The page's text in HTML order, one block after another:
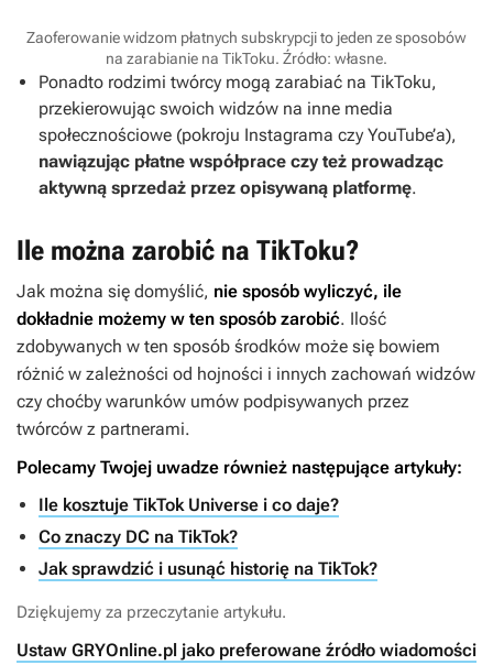
Zaoferowanie widzom płatnych subskrypcji to jeden ze sposobów
na zarabianie na TikToku. Źródło: własne.
Ponadto rodzimi twórcy mogą zarabiać na TikToku,
przekierowując swoich widzów na inne media
społecznościowe (pokroju Instagrama czy YouTube’a),
nawiązując płatne współprace czy też prowadząc
aktywną sprzedaż przez opisywaną platformę.
Ile można zarobić na TikToku?
Jak można się domyślić, nie sposób wyliczyć, ile
dokładnie możemy w ten sposób zarobić. Ilość
zdobywanych w ten sposób środków może się bowiem
różnić w zależności od hojności i innych zachowań widzów
czy choćby warunków umów podpisywanych przez
twórców z partnerami.
Polecamy Twojej uwadze również następujące artykuły:
Ile kosztuje TikTok Universe i co daje?
Co znaczy DC na TikTok?
Jak sprawdzić i usunąć historię na TikTok?
Dziękujemy za przeczytanie artykułu.
Ustaw GRYOnline.pl jako preferowane źródło wiadomości